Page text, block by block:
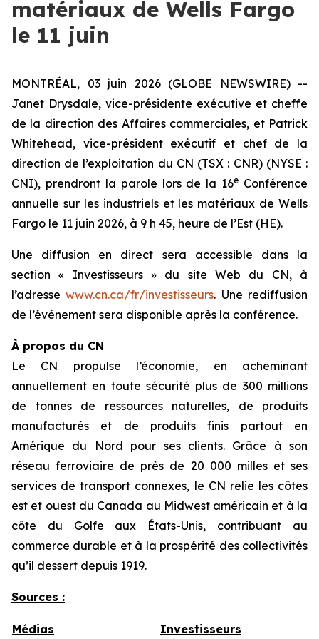
matériaux de Wells Fargo
le 11 juin
MONTRÉAL, 03 juin 2026 (GLOBE NEWSWIRE) --
Janet Drysdale, vice-présidente exécutive et cheffe
de la direction des Affaires commerciales, et Patrick
Whitehead, vice-président exécutif et chef de la
direction de l’exploitation du CN (TSX : CNR) (NYSE :
CNI), prendront la parole lors de la 16e Conférence
annuelle sur les industriels et les matériaux de Wells
Fargo le 11 juin 2026, à 9 h 45, heure de l’Est (HE).
Une diffusion en direct sera accessible dans la
section « Investisseurs » du site Web du CN, à
l’adressewww.cn.ca/fr/investisseurs. Une rediffusion
de l’événement sera disponible après la conférence.
À propos du CN
Le CN propulse l’économie, en acheminant
annuellement en toute sécurité plus de 300 millions
de tonnes de ressources naturelles, de produits
manufacturés et de produits finis partout en
Amérique du Nord pour ses clients. Grâce à son
réseau ferroviaire de près de 20 000 milles et ses
services de transport connexes, le CN relie les côtes
est et ouest du Canada au Midwest américain et à la
côte du Golfe aux États-Unis, contribuant au
commerce durable et à la prospérité des collectivités
qu’il dessert depuis 1919.
Sources :
Médias Investisseurs